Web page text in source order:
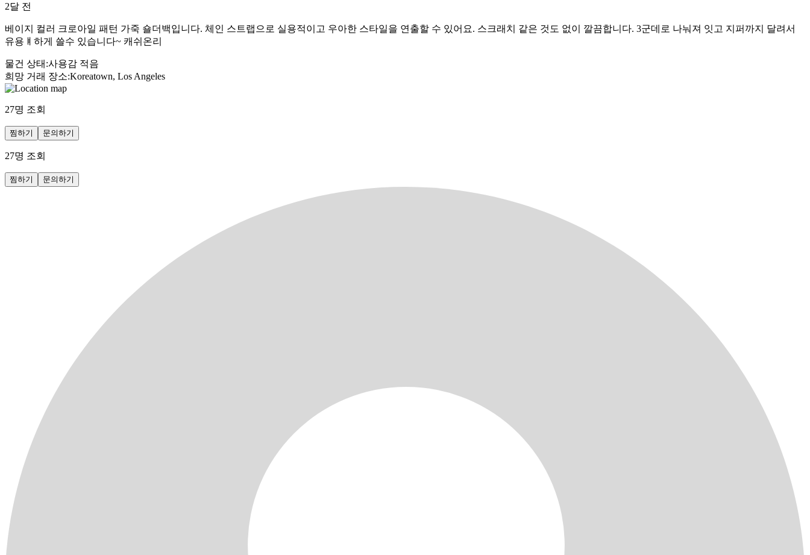
2달 전
베이지 컬러 크로아일 패턴 가죽 숄더백입니다. 체인 스트랩으로 실용적이고 우아한 스타일을 연출할 수 있어요. 스크래치 같은 것도 없이 깔끔합니다. 3군데로 나눠져 잇고 지퍼까지 달려서
유용ㅒ하게 쓸수 있습니다~ 캐쉬온리
물건 상태 :사용감 적음
희망 거래 장소:Koreatown, Los Angeles
27명 조회
찜하기 문의하기
27명 조회
찜하기 문의하기